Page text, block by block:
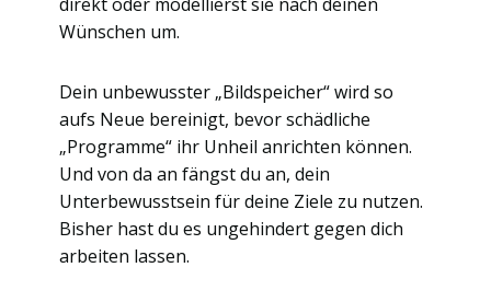
Wünschen um.
Dein unbewusster „Bildspeicher“ wird so
aufs Neue bereinigt, bevor schädliche
„Programme“ ihr Unheil anrichten können.
Und von da an fängst du an, dein
Unterbewusstsein für deine Ziele zu nutzen.
Bisher hast du es ungehindert gegen dich
arbeiten lassen.